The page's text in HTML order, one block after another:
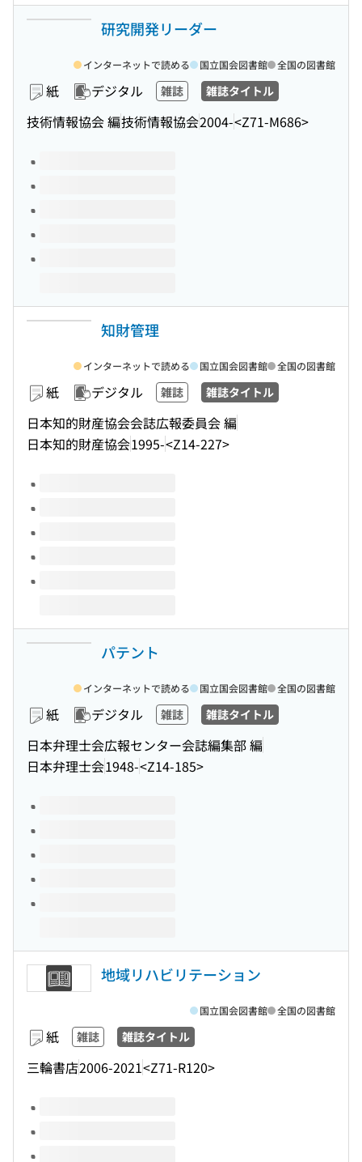
研究開発リーダー
紙 デジタル 雑誌 雑誌タイトル
技術情報協会 編技術情報協会2004-<Z71-M686>
インターネットで読める 国立国会図書館 全国の図書館
このタイトルの巻号
知財管理
紙 デジタル 雑誌 雑誌タイトル
日本知的財産協会会誌広報委員会 編
日本知的財産協会1995-<Z14-227>
インターネットで読める 国立国会図書館 全国の図書館
このタイトルの巻号
パテント
紙 デジタル 雑誌 雑誌タイトル
日本弁理士会広報センター会誌編集部 編
日本弁理士会1948-<Z14-185>
インターネットで読める 国立国会図書館 全国の図書館
このタイトルの巻号
地域リハビリテーション
紙 雑誌 雑誌タイトル
三輪書店2006-2021<Z71-R120>
国立国会図書館 全国の図書館
このタイトルの巻号